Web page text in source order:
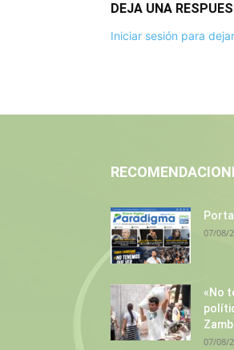
DEJA UNA
Iniciar sesión para
07/08/
«No
07/08/